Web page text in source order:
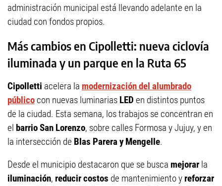
administración municipal está llevando adelante en la
ciudad con fondos propios.
Más cambios en Cipolletti: nueva ciclovía
iluminada y un parque en la Ruta 65
Cipolletti acelera la modernización del alumbrado
público con nuevas luminarias LED en distintos puntos
de la ciudad. Esta semana, los trabajos se concentran en
el barrio San Lorenzo, sobre calles Formosa y Jujuy, y en
la intersección de Blas Parera y Mengelle.
Desde el municipio destacaron que se busca mejorar la
iluminación, reducir costos de mantenimiento y reforzar